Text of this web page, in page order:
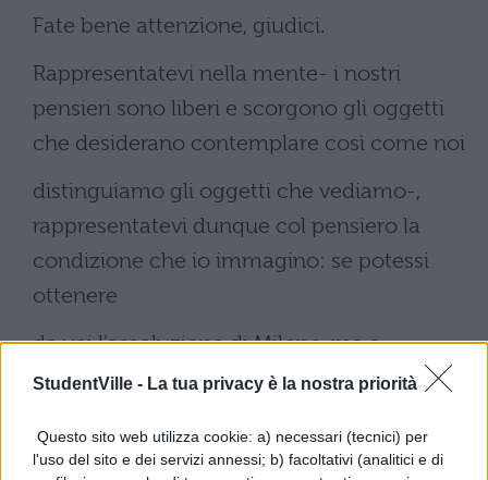
StudentVille - La tua privacy è la nostra priorità
Questo sito web utilizza cookie: a) necessari (tecnici) per
l'uso del sito e dei servizi annessi; b) facoltativi (analitici e di
Fate bene attenzione, giudici.
Rappresentatevi nella mente- i nostri
pensieri sono liberi e scorgono gli oggetti
che desiderano contemplare così come noi
distinguiamo gli oggetti che vediamo-,
rappresentatevi dunque col pensiero la
condizione che io immagino: se potessi
ottenere
da voi l'assoluzione di Milone, ma a
condizione che Publio Clodio ritorni in
volti? Quale impressione vi farebbe da vivo,